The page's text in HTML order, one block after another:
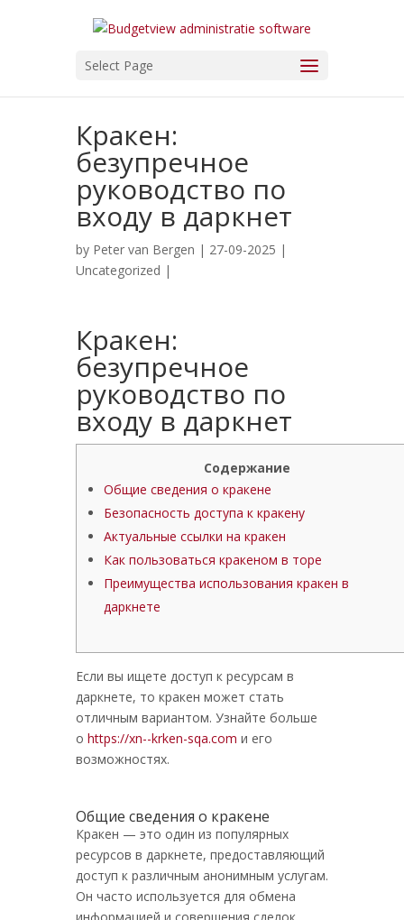
Select Page
Кракен:
безупречное
руководство по
входу в даркнет
by Peter van Bergen | 27-09-2025 |
Uncategorized |
Кракен:
безупречное
руководство по
входу в даркнет
Содержание
Общие сведения о кракене
Безопасность доступа к кракену
Актуальные ссылки на кракен
Как пользоваться кракеном в торе
Преимущества использования кракен в
даркнете
Если вы ищете доступ к ресурсам в
даркнете, то кракен может стать
отличным вариантом. Узнайте больше
о https://xn--krken-sqa.com и его
возможностях.
Общие сведения о кракене
Кракен — это один из популярных
ресурсов в даркнете, предоставляющий
доступ к различным анонимным услугам.
Он часто используется для обмена